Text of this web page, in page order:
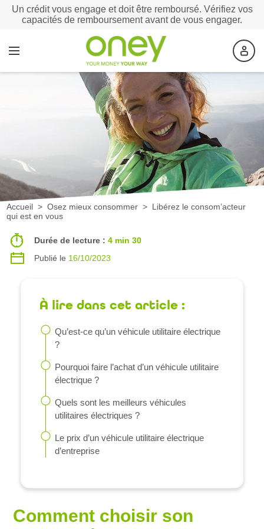
Un crédit vous engage et doit être remboursé. Vérifiez vos
capacités de remboursement avant de vous engager.
Accueil >Osez mieux consommer > Libérez le consom’acteur
qui est en vous
Durée de lecture : 4 min 30
Publié le 16/10/2023
À lire dans cet article :
Qu’est-ce qu’un véhicule utilitaire électrique
?
Pourquoi faire l’achat d’un véhicule utilitaire
électrique ?
Quels sont les meilleurs véhicules
utilitaires électriques ?
Le prix d’un véhicule utilitaire électrique
d’entreprise
Comment choisir son